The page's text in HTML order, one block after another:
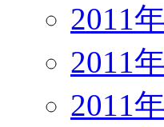
2011
2011
2011